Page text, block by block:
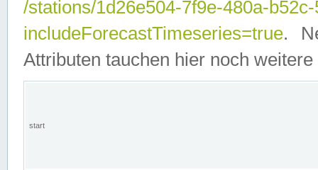
/stations/1d26e504-7f9e-480a-
includeForecastTimeseries=true.
Attributen tauchen hier noch weitere
start